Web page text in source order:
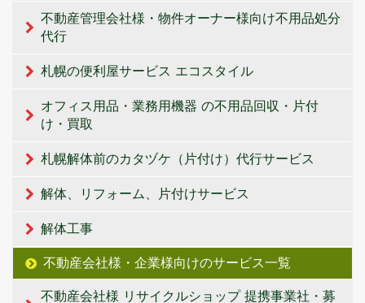
不動産管理会社様・物件オーナー様向け不用品処分
代行
札幌の便利屋サービス エコスタイル
オフィス用品・業務用機器 の不用品回収・片付
け・買取
札幌解体前のカタヅケ（片付け）代行サービス
解体、リフォーム、片付けサービス
解体工事
不動産会社様・企業様向けのサービス一覧
不動産会社様 リサイクルショップ 提携事業社・募